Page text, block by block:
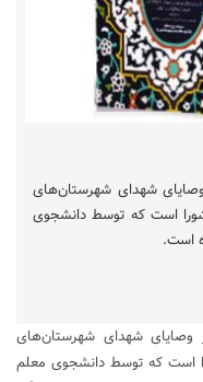
شهدای شهرستان‌های
است که توسط دانشجوی
است.
وصایای شهدای شهرستان‌های
است که توسط دانشجوی معلم